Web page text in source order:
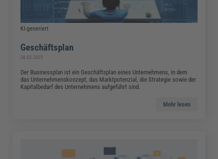
KI-generiert
Geschäftsplan
28.02.2025
Der Businessplan ist ein Geschäftsplan eines Unternehmens, in dem
das Unternehmenskonzept, das Marktpotenzial, die Strategie sowie der
Kapitalbedarf des Unternehmens aufgeführt sind.
Mehr lesen